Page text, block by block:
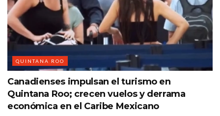
QUINTANA ROO
Canadienses impulsan el turismo en
Quintana Roo; crecen vuelos y derrama
económica en el Caribe Mexicano